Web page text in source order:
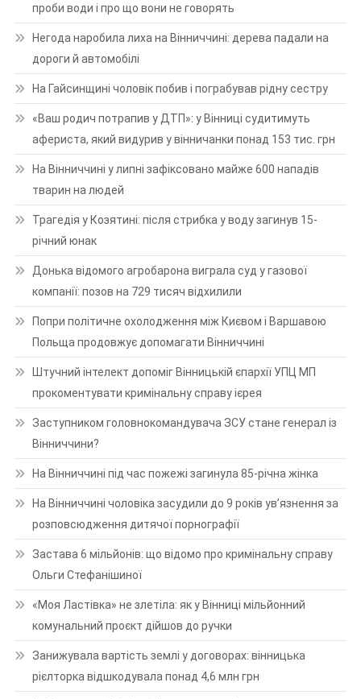
проби води і про що вони не говорять
Негода наробила лиха на Вінниччині: дерева падали на
дороги й автомобілі
На Гайсинщині чоловік побив і пограбував рідну сестру
«Ваш родич потрапив у ДТП»: у Вінниці судитимуть
афериста, який видурив у вінничанки понад 153 тис. грн
На Вінниччині у липні зафіксовано майже 600 нападів
тварин на людей
Трагедія у Козятині: після стрибка у воду загинув 15-
річний юнак
Донька відомого агробарона виграла суд у газової
компанії: позов на 729 тисяч відхилили
Попри політичне охолодження між Києвом і Варшавою
Польща продовжує допомагати Вінниччині
Штучний інтелект допоміг Вінницькій єпархії УПЦ МП
прокоментувати кримінальну справу ієрея
Заступником головнокомандувача ЗСУ стане генерал із
Вінниччини?
На Вінниччині під час пожежі загинула 85-річна жінка
На Вінниччині чоловіка засудили до 9 років ув’язнення за
розповсюдження дитячої порнографії
Застава 6 мільйонів: що відомо про кримінальну справу
Ольги Стефанішиної
«Моя Ластівка» не злетіла: як у Вінниці мільйонний
комунальний проєкт дійшов до ручки
Занижувала вартість землі у договорах: вінницька
рієлторка відшкодувала понад 4,6 млн грн